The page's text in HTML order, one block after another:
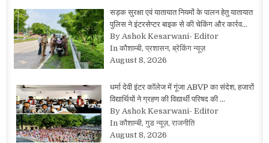
सड़क सुरक्षा एवं यातायात नियमों के पालन हेतु यातायात
पुलिस ने इंटरसेप्टर बाइक से की चेकिंग और कार्रव…
By Ashok Kesarwani- Editor
In कौशाम्बी, प्रशासन, ब्रेकिंग न्यूज़
August 8, 2026
धर्मा देवी इंटर कॉलेज में गूंजा ABVP का संदेश, हजारों
विद्यार्थियों ने ग्रहण की विद्यार्थी परिषद की …
By Ashok Kesarwani- Editor
In कौशाम्बी, गुड न्यूज़, राजनीति
August 8, 2026